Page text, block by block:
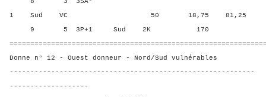
1 Sud VC 50 18,75 81,25
9 5 3P+1 Sud 2K 170
Donne n° 12 - Ouest donneur - Nord/Sud vulnérables
-----------------------------------------------------------
-------------------